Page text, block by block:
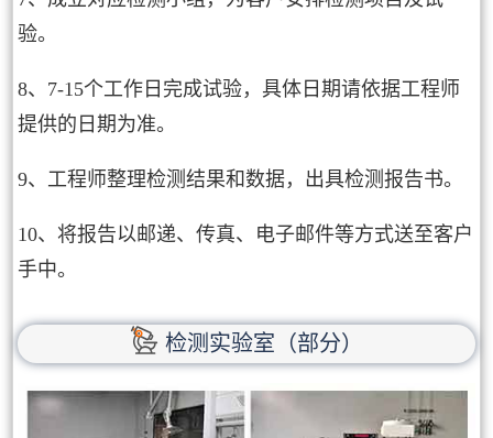
验。
8、7-15个工作日完成试验，具体日期请依据工程师
提供的日期为准。
9、工程师整理检测结果和数据，出具检测报告书。
10、将报告以邮递、传真、电子邮件等方式送至客户
手中。
检测实验室（部分）